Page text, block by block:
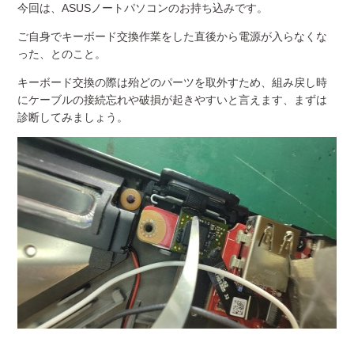
今回は、ASUSノートパソコンのお持ち込みです。
ご自身でキーボード交換作業をした直後から電源が入らなくな
った、とのこと。
キーボード交換の際は殆どのパーツを取外すため、組み戻し時
にケーブルの接続忘れや破損が起きやすいと言えます、まずは
診断してみましょう。